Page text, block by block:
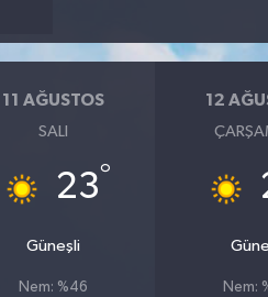
11 AĞUSTOS
SALI
23°
Güneşli
Nem: %46
12
Nem: